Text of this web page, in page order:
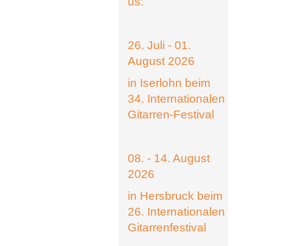
26. Juli - 01.
August 2026
in Iserlohn beim
34. Internationalen
Gitarren-Festival
08. - 14. August
2026
in Hersbruck beim
26. Internationalen
Gitarrenfestival